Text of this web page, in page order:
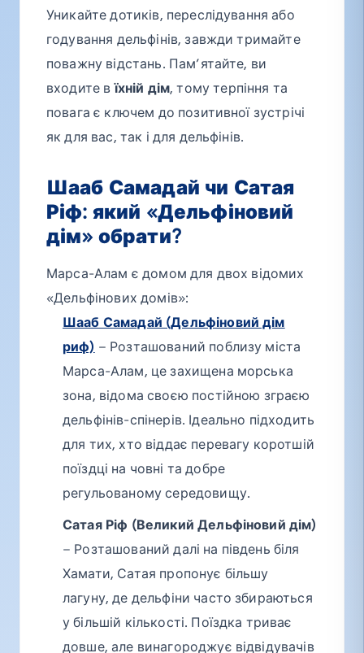
Уникайте дотиків, переслідування або
годування дельфінів, завжди тримайте
поважну відстань. Пам’ятайте, ви
входите вїхній дім, тому терпіння та
повага є ключем до позитивної зустрічі
як для вас, так і для дельфінів.
Шааб Самадай чи Сатая
Ріф: який «Дельфіновий
дім» обрати?
Марса-Алам є домом для двох відомих
«Дельфінових домів»:
Шааб Самадай (Дельфіновий дім
риф) – Розташований поблизу міста
Марса-Алам, це захищена морська
зона, відома своєю постійною зграєю
дельфінів-спінерів. Ідеально підходить
для тих, хто віддає перевагу коротшій
поїздці на човні та добре
регульованому середовищу.
Сатая Ріф (Великий Дельфіновий дім)
– Розташований далі на південь біля
Хамати, Сатая пропонує більшу
лагуну, де дельфіни часто збираються
у більшій кількості. Поїздка триває
довше, але винагороджує відвідувачів